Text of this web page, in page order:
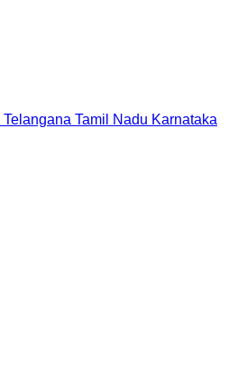
Telangana Tamil Nadu Karnataka